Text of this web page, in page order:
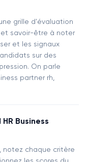
grille d'évaluation
savoir-être à noter
et les signaux
sur des
On parle
partner rh,
Business
notez chaque critère